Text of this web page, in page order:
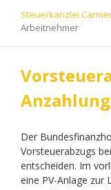
Steuerkanzlei
Arbeitnehmer
Der
Vorsteuerabzugs
entscheiden. Im
eine PV-Anlage zur